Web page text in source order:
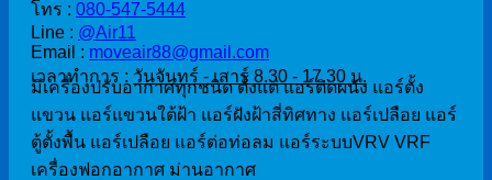
โทร : 080-547-5444
Line : @Air11
Email : moveair88@gmail.com
เวลาทำการ : วันจันทร์ - เสาร์ 8.30 - 17.30 น.
มีเครื่องปรับอากาศทุกชนิด ตั้งแต่ แอร์ติดผนัง แอร์ตั้ง
แขวน แอร์แขวนใต้ฝ้า แอร์ฝังฝ้าสี่ทิศทาง แอร์เปลือย แอร์
ตู้ตั้งพื้น แอร์เปลือย แอร์ต่อท่อลม แอร์ระบบVRV VRF
เครื่องฟอกอากาศ ม่านอากาศ